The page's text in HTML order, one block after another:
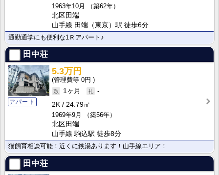
1963年10月
（築62年）
北区田端
山手線 田端（東京）駅 徒歩6分
通勤通学にも便利な1Ｒアパート♪
田中荘
アパート
5.3万円
0円
1ヶ月
-
2K
24.79㎡
1969年9月
（築56年）
北区田端
山手線 駒込駅 徒歩8分
猫飼育相談可能！近くに銭湯あります！山手線エリア！
田中荘